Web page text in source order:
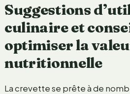
Suggestions
culinaire et
optimiser la
nutritionnelle
La crevette se prête à de